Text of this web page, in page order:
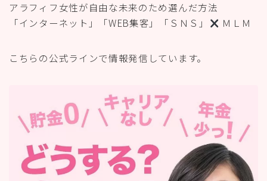
アラフィフ女性が自由な未来のため選んだ方法
「インターネット」「WEB集客」「ＳＮＳ」
ＭＬＭ
こちらの公式ラインで情報発信しています。